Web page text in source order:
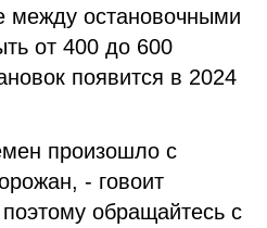
между остановочными
от 400 до 600
появится в 2024
произошло с
- говоит
обращайтесь с